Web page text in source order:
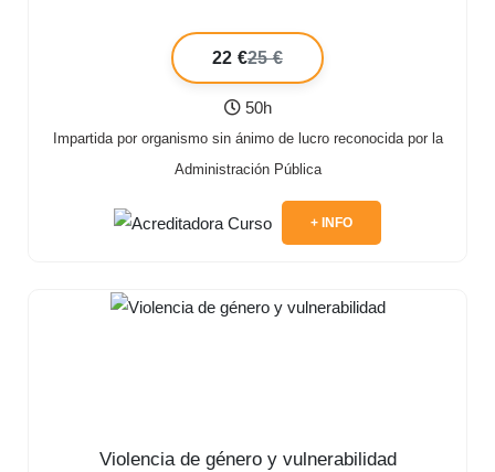
22 €25 €
50h
Impartida por organismo sin ánimo de lucro reconocida por la
Administración Pública
+ INFO
Violencia de género y vulnerabilidad